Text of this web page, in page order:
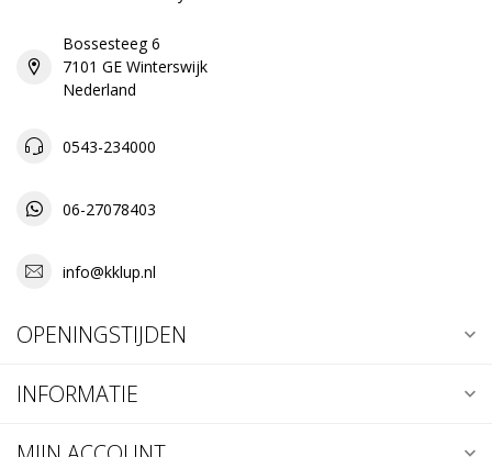
Bossesteeg 6
7101 GE Winterswijk
Nederland
0543-234000
06-27078403
info@kklup.nl
OPENINGSTIJDEN
INFORMATIE